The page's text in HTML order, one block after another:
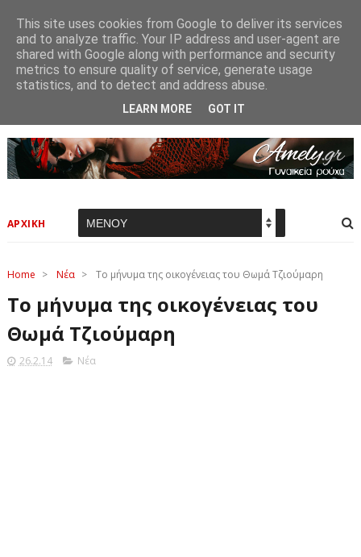
ΑΡΧΙΚΗ
Home > Νέα > Το μήνυμα της οικογένειας του Θωμά Τζιούμαρη
Το μήνυμα της οικογένειας του
Θωμά Τζιούμαρη
26.2.14 Νέα
This site uses cookies from Google to deliver its services
and to analyze traffic. Your IP address and user-agent are
shared with Google along with performance and security
metrics to ensure quality of service, generate usage
statistics, and to detect and address abuse.
LEARN MORE GOT IT